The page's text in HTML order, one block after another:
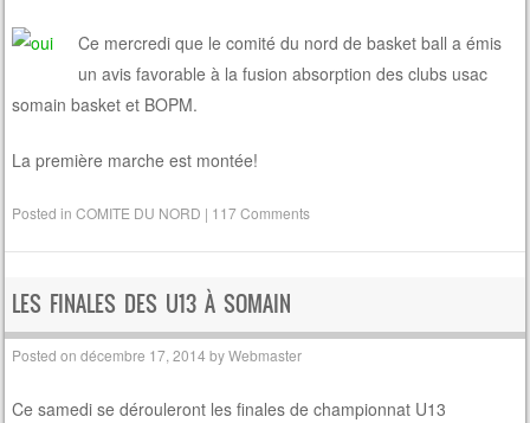
Ce mercredi que le comité du nord de basket ball a émis
un avis favorable à la fusion absorption des clubs usac
somain basket et BOPM.
La première marche est montée!
Posted inCOMITE DU NORD | 117 Comments
LES FINALES DES U13 À SOMAIN
Posted ondécembre 17, 2014 byWebmaster
Ce samedi se dérouleront les finales de championnat U13